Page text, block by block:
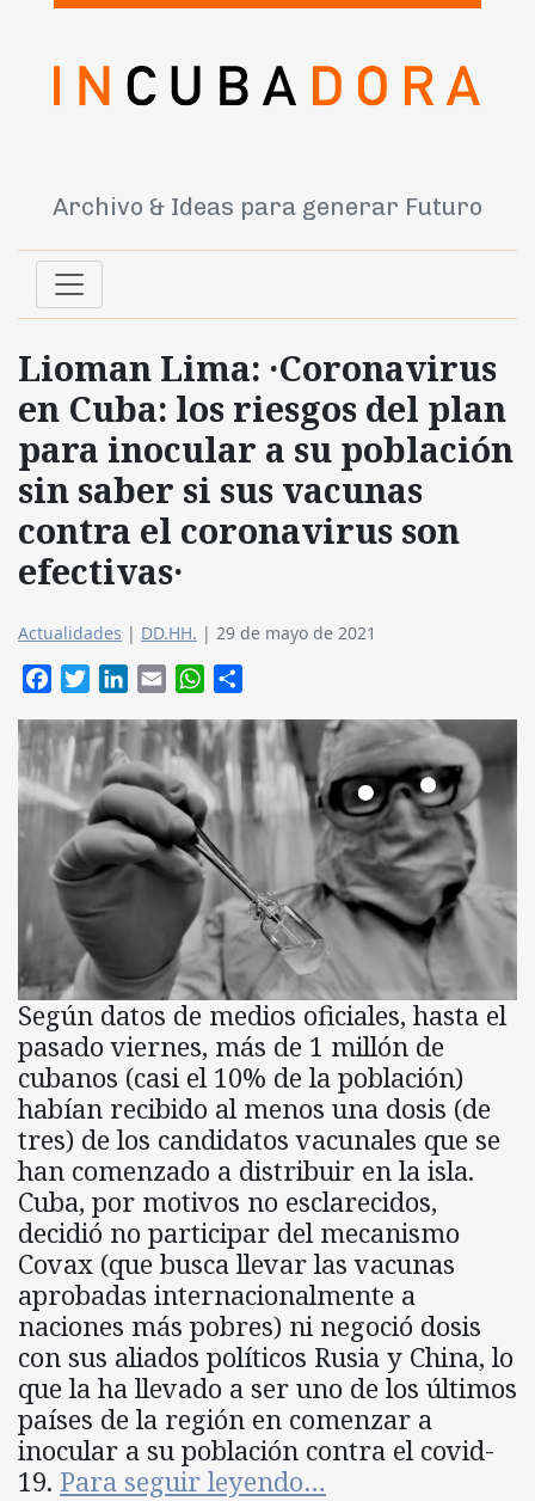
Archivo & Ideas para generar Futuro
Lioman Lima: ·Coronavirus
en Cuba: los riesgos del plan
para inocular a su población
sin saber si sus vacunas
contra el coronavirus son
efectivas·
Actualidades | DD.HH. | 29 de mayo de 2021
FacebookTwitterLinkedIn
Email WhatsApp
Según datos de medios oficiales, hasta el
pasado viernes, más de 1 millón de
cubanos (casi el 10% de la población)
habían recibido al menos una dosis (de
tres) de los candidatos vacunales que se
han comenzado a distribuir en la isla.
Cuba, por motivos no esclarecidos,
decidió no participar del mecanismo
Covax (que busca llevar las vacunas
aprobadas internacionalmente a
naciones más pobres) ni negoció dosis
con sus aliados políticos Rusia y China, lo
que la ha llevado a ser uno de los últimos
países de la región en comenzar a
inocular a su población contra el covid-
19. Para seguir leyendo…